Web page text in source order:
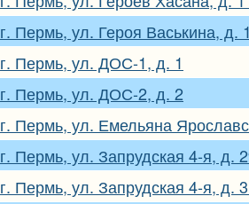
г. Пермь, ул. Героя Васькина, д.
г. Пермь, ул. ДОС-1, д. 1
г. Пермь, ул. ДОС-2, д. 2
г. Пермь, ул. Емельяна
г. Пермь, ул. Запрудская 4-я, д.
г. Пермь, ул. Запрудская 4-я, д.